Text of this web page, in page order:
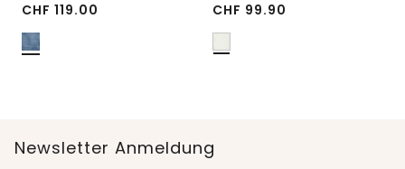
CHF 119.00 CHF 99.90
Newsletter Anmeldung